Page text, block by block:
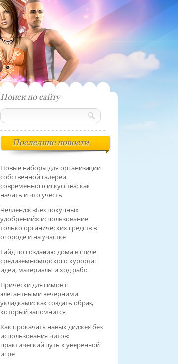
Поиск по сайту
Последние новости
Новые наборы для организации
собственной галереи
современного искусства: как
начать и что учесть
Челлендж «Без покупных
удобрений»: использование
только органических средств в
огороде и на участке
Гайд по созданию дома в стиле
средиземноморского курорта:
идеи, материалы и ход работ
Причёски для симов с
элегантными вечерними
укладками: как создать образ,
который запомнится
Как прокачать навык диджея без
использования читов:
практический путь к уверенной
игре